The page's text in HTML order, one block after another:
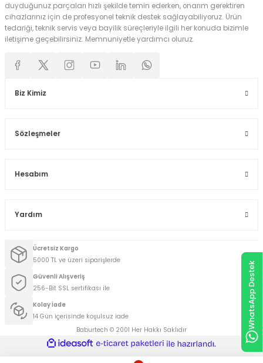
duyduğunuz parçaları hızlı şekilde temin ederken, onarım gerektiren
cihazlarınız için de profesyonel teknik destek sağlayabiliyoruz. Ürün
tedariği, teknik servis veya bayilik süreçleriyle ilgili her konuda bizimle
iletişime geçebilirsiniz. Memnuniyetle yardımcı oluruz.
Biz Kimiz
Sözleşmeler
Hesabım
Yardım
Ücretsiz Kargo
5000 TL ve üzeri siparişlerde
Güvenli Alışveriş
256-Bit SSL sertifikası ile
Kolay İade
14 Gün içerisinde koşulsuz iade
Baburtech © 2001 Her Hakkı Saklıdır
WhatsApp Destek
ideasoft
e-
hazırlandı.